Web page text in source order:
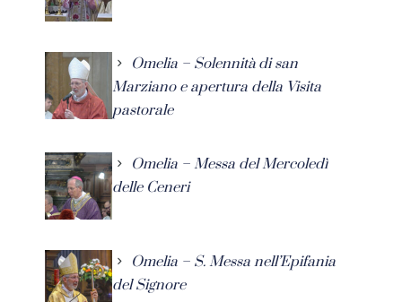
Omelia – Solennità di san
Marziano e apertura della Visita
pastorale
Omelia – Messa del Mercoledì
delle Ceneri
Omelia – S. Messa nell’Epifania
del Signore